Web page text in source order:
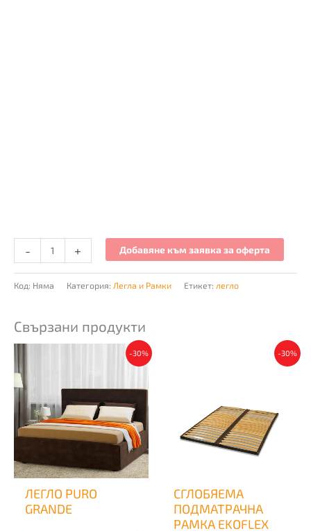
- + Добавяне към заявка за оферта
Код: Няма Категория: Легла и Рамки Етикет: легло
Свързани продукти
-30%
ЛЕГЛО PURO
GRANDE
This
product
The
options
may
be
-30%
СГЛОБЯЕМА
ПОДМАТРАЧНА
РАМКА EKOFLEX
This